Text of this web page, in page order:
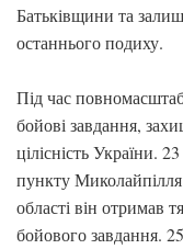
Батьківщини та
останнього подиху.
Під час
бойові завдання,
цілісність України.
пункту
області він отримав
бойового завдання.